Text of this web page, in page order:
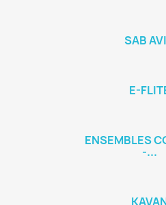
SAB
E-
ENSEMBLES
-...